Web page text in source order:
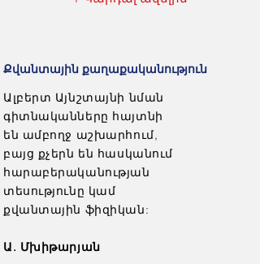
Քվանտային քաղաքականություն
Ալբերտ Այնշտայնի նման
գիտնականները հայտնի
են ամբողջ աշխարհում,
բայց քչերն են հասկանում
հարաբերականության
տեսությունը կամ
քվանտային ֆիզիկան:
Ա. Մխիթարյան